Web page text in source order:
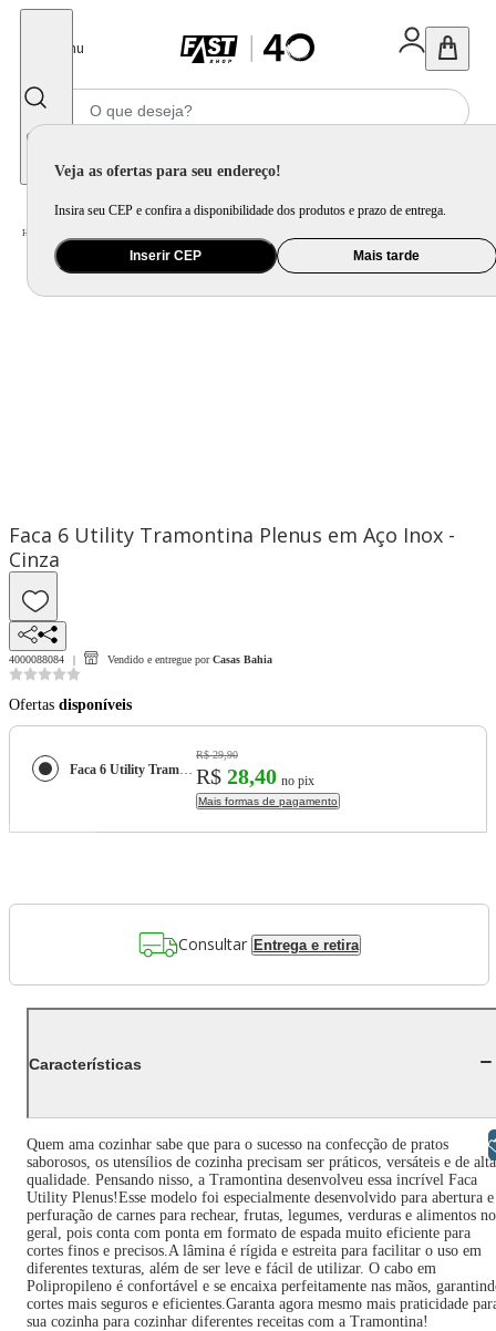
Menu
Veja as ofertas para seu endereço!
Insira seu CEP e confira a disponibilidade dos produtos e prazo de entrega.
Inserir CEP Mais tarde
Home
Faca 6 Utility Tramontina Plenus em Aço Inox -
Cinza
4000088084 Vendido e entregue por Casas Bahia
Ofertas disponíveis
Faca 6 Utility Tramontina Plenus em Aço Inox - Cinza
R$ 29,90
R$ 28,40 no pix
Mais formas de pagamento
Consultar Entrega e retira
Características
Quem ama cozinhar sabe que para o sucesso na confecção de pratos
saborosos, os utensílios de cozinha precisam ser práticos, versáteis e de alta
qualidade. Pensando nisso, a Tramontina desenvolveu essa incrível Faca
Utility Plenus!Esse modelo foi especialmente desenvolvido para abertura e
perfuração de carnes para rechear, frutas, legumes, verduras e alimentos no
geral, pois conta com ponta em formato de espada muito eficiente para
cortes finos e precisos.A lâmina é rígida e estreita para facilitar o uso em
diferentes texturas, além de ser leve e fácil de utilizar. O cabo em
Polipropileno é confortável e se encaixa perfeitamente nas mãos,
cortes mais seguros e eficientes.Garanta agora mesmo mais praticidade
sua cozinha para cozinhar diferentes receitas com a Tramontina!
Libras